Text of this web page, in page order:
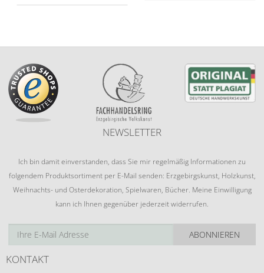
NEWSLETTER
Ich bin damit einverstanden, dass Sie mir regelmäßig Informationen zu
folgendem Produktsortiment per E-Mail senden: Erzgebirgskunst, Holzkunst,
Weihnachts- und Osterdekoration, Spielwaren, Bücher. Meine Einwilligung
kann ich Ihnen gegenüber jederzeit widerrufen.
ABONNIEREN
KONTAKT